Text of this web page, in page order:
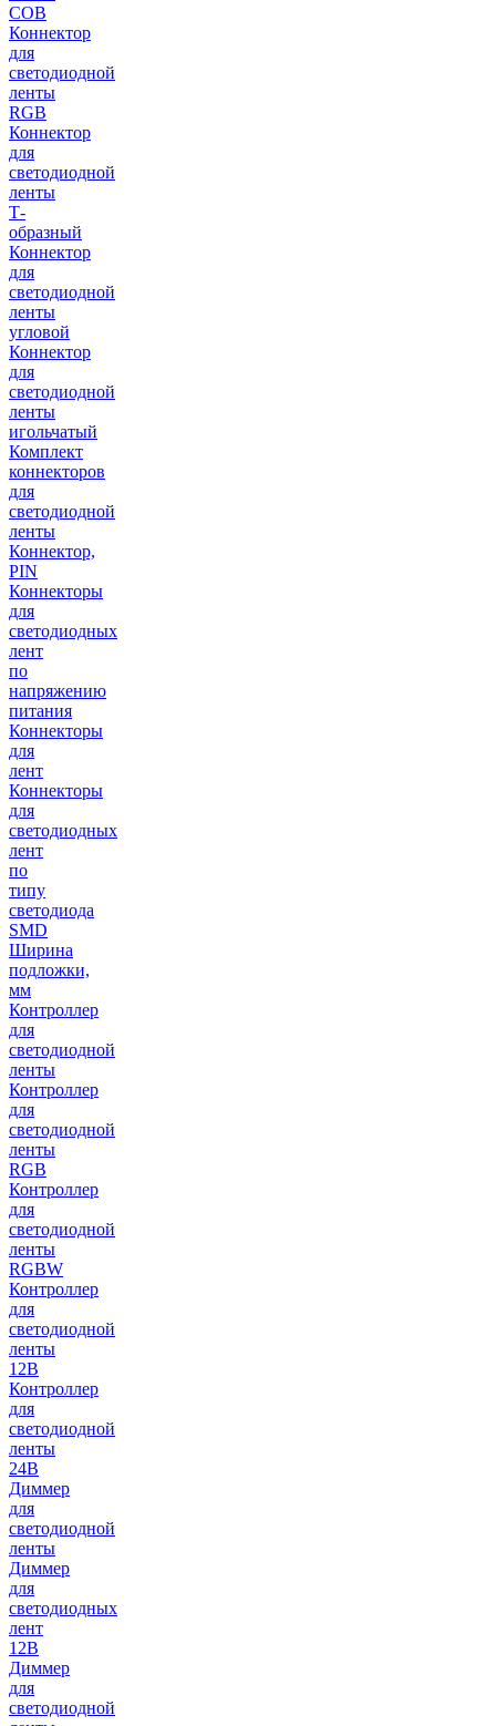
COB
Коннектор
для
светодиодной
ленты
RGB
Коннектор
для
светодиодной
ленты
Т-
образный
Коннектор
для
светодиодной
ленты
угловой
Коннектор
для
светодиодной
ленты
игольчатый
Комплект
коннекторов
для
светодиодной
ленты
Коннектор,
PIN
Коннекторы
для
светодиодных
лент
по
напряжению
питания
Коннекторы
для
лент
Коннекторы
для
светодиодных
лент
по
типу
светодиода
SMD
Ширина
подложки,
мм
Контроллер
для
светодиодной
ленты
Контроллер
для
светодиодной
ленты
RGB
Контроллер
для
светодиодной
ленты
RGBW
Контроллер
для
светодиодной
ленты
12В
Контроллер
для
светодиодной
ленты
24В
Диммер
для
светодиодной
ленты
Диммер
для
светодиодных
лент
12В
Диммер
для
светодиодной